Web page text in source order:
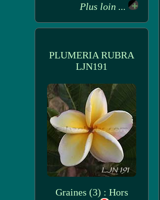
Plus loin ...
PLUMERIA RUBRA
LJN191
Graines (3) : Hors